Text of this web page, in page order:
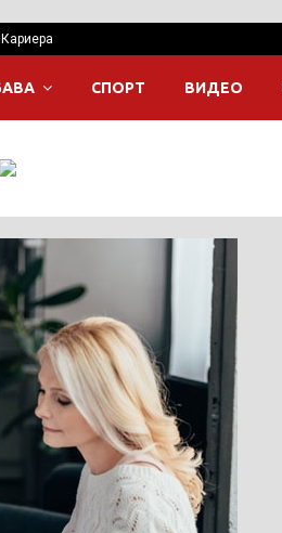
Кариера
СПОРТ ВИДЕО